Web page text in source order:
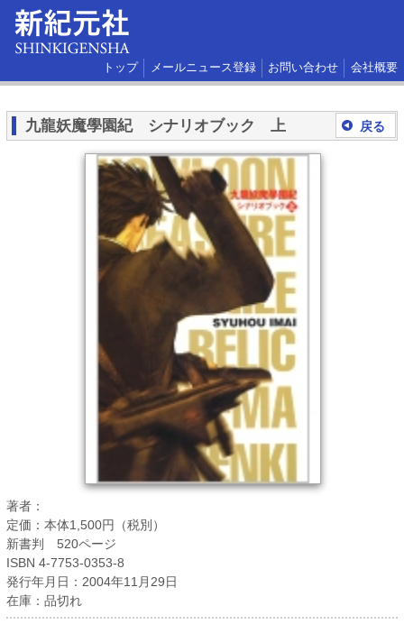
トップ メールニュース登録 お問い合わせ 会社概要
戻る
九龍妖魔學園紀 シナリオブック 上
著者：
定価：本体1,500円（税別）
新書判 520ページ
ISBN 4-7753-0353-8
発行年月日：2004年11月29日
在庫：品切れ